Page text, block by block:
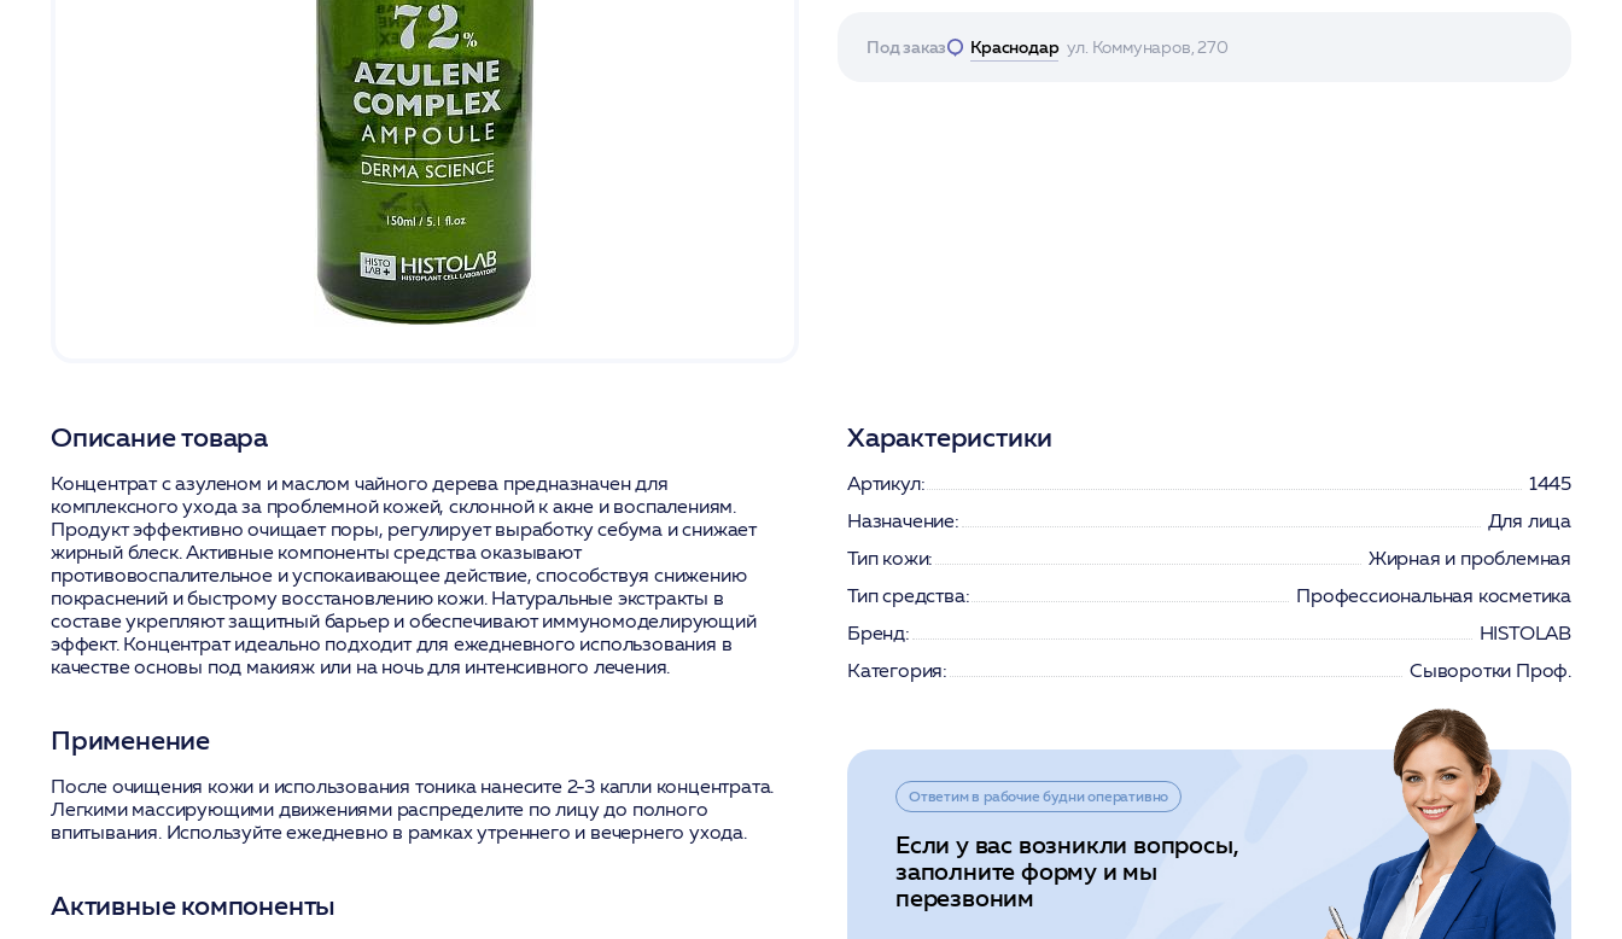
Под заказ Краснодар ул. Коммунаров, 270
Описание товара
Концентрат с азуленом и маслом чайного дерева предназначен для
комплексного ухода за проблемной кожей, склонной к акне и воспалениям.
Продукт эффективно очищает поры, регулирует выработку себума и снижает
жирный блеск. Активные компоненты средства оказывают
противовоспалительное и успокаивающее действие, способствуя снижению
покраснений и быстрому восстановлению кожи. Натуральные экстракты в
составе укрепляют защитный барьер и обеспечивают иммуномоделирующий
эффект. Концентрат идеально подходит для ежедневного использования в
качестве основы под макияж или на ночь для интенсивного лечения.
Применение
После очищения кожи и использования тоника нанесите 2-3 капли концентрата.
Легкими массирующими движениями распределите по лицу до полного
впитывания. Используйте ежедневно в рамках утреннего и вечернего ухода.
Активные компоненты
Характеристики
Артикул:
1445
Назначение:
Для лица
Тип кожи:
Жирная и проблемная
Тип средства:
Профессиональная косметика
Бренд:
HISTOLAB
Категория:
Сыворотки Проф.
Ответим в рабочие будни оперативно
Если у вас возникли вопросы,
заполните форму и мы
перезвоним